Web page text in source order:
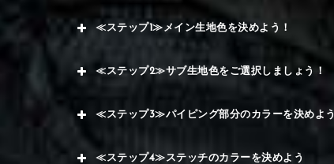
≪ステップ1≫メイン生地色を決めよう！
≪ステップ2≫サブ生地色をご選択しましょう！
≪ステップ3≫パイピング部分のカラーを決めよう
≪ステップ4≫ステッチのカラーを決めよう